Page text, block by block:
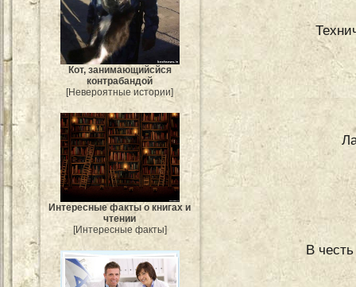
Кот, занимающийсйся
контрабандой
[Невероятные истории]
Интересные факты о книгах и
чтении
[Интересные факты]
В